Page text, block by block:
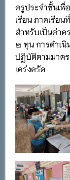
ครูประจำชั้นเพื่
เรียน ภาคเรีย
สำหรับเป็นค่าค
๒ ทุน การดำเนิ
ปฏิบัติตามมาตร
เคร่งครัด